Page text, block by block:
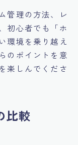
管理の方法、レ
初心者でも「ホ
環境を乗り越え
のポイントを意
楽しんでくださ
比較